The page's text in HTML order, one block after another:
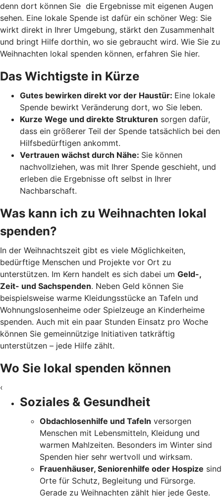
denn dort können Sie die Ergebnisse mit eigenen Augen
sehen. Eine lokale Spende ist dafür ein schöner Weg: Sie
wirkt direkt in Ihrer Umgebung, stärkt den Zusammenhalt
und bringt Hilfe dorthin, wo sie gebraucht wird. Wie Sie zu
Weihnachten lokal spenden können, erfahren Sie hier.
Das Wichtigste in Kürze
Gutes bewirken direkt vor der Haustür: Eine lokale
Spende bewirkt Veränderung dort, wo Sie leben.
Kurze Wege und direkte Strukturen sorgen dafür,
dass ein größerer Teil der Spende tatsächlich bei den
Hilfsbedürftigen ankommt.
Vertrauen wächst durch Nähe: Sie können
nachvollziehen, was mit Ihrer Spende geschieht, und
erleben die Ergebnisse oft selbst in Ihrer
Nachbarschaft.
Was kann ich zu Weihnachten lokal
spenden?
In der Weihnachtszeit gibt es viele Möglichkeiten,
bedürftige Menschen und Projekte vor Ort zu
unterstützen. Im Kern handelt es sich dabei um Geld-,
Zeit- und Sachspenden. Neben Geld können Sie
beispielsweise warme Kleidungsstücke an Tafeln und
Wohnungslosenheime oder Spielzeuge an Kinderheime
spenden. Auch mit ein paar Stunden Einsatz pro Woche
können Sie gemeinnützige Initiativen tatkräftig
unterstützen – jede Hilfe zählt.
Wo Sie lokal spenden können
‹
Soziales & Gesundheit
Obdachlosenhilfe und Tafeln versorgen
Menschen mit Lebensmitteln, Kleidung und
warmen Mahlzeiten. Besonders im Winter sind
Spenden hier sehr wertvoll und wirksam.
Frauenhäuser, Seniorenhilfe oder Hospize sind
Orte für Schutz, Begleitung und Fürsorge.
Gerade zu Weihnachten zählt hier jede Geste.